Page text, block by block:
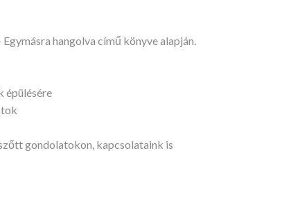
hangolva című könyve alapján.
épülésére
gondolatokon, kapcsolataink is